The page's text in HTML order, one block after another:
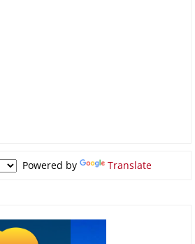
Powered by Translate